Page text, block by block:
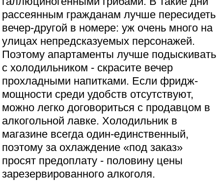
рассеянным гражданам лучше пересидеть
вечер-другой в номере: уж очень много на
улицах непредсказуемых персонажей.
Поэтому апартаменты лучше подыскивать
с холодильником - скрасите вечер
прохладными напитками. Если фридж-
мощности среди удобств отсутствуют,
можно легко договориться с продавцом в
алкогольной лавке. Холодильник в
магазине всегда один-единственный,
поэтому за охлаждение «под заказ»
просят предоплату - половину цены
зарезервированного алкоголя.